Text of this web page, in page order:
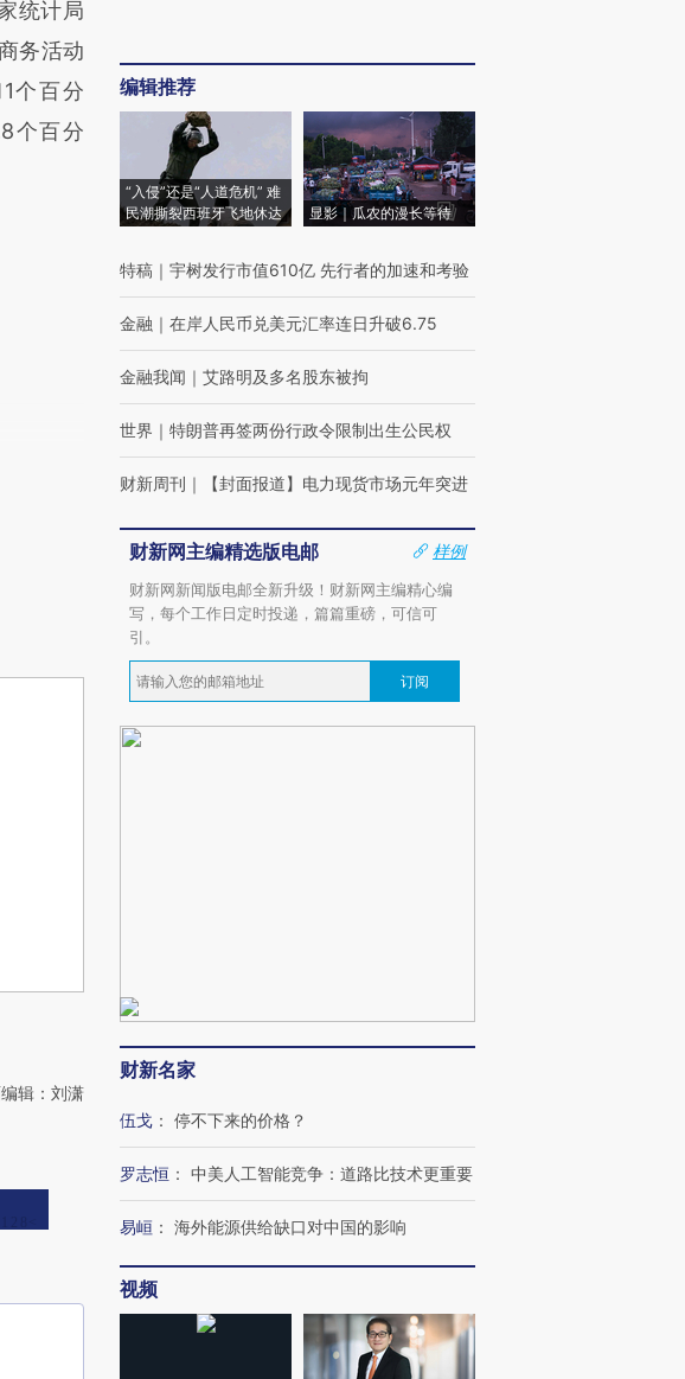
统计局
务活动
个百分
个百分
辑：刘潇
编辑推荐
“入侵”还是“人道危机” 难
民潮撕裂西班牙飞地休达
显影｜瓜农的漫长等待
特稿 ｜ 宇树发行市值610亿 先行者的加速和考验
金融 ｜ 在岸人民币兑美元汇率连日升破6.75
金融我闻 ｜ 艾路明及多名股东被拘
世界 ｜ 特朗普再签两份行政令限制出生公民权
财新周刊 ｜ 【封面报道】电力现货市场元年突进
财新网主编精选版电邮
样例
财新网新闻版电邮全新升级！财新网主编精心编
写，每个工作日定时投递，篇篇重磅，可信可
引。
订阅
财新名家
伍戈 ： 停不下来的价格？
罗志恒 ： 中美人工智能竞争：道路比技术更重要
易峘 ： 海外能源供给缺口对中国的影响
视频